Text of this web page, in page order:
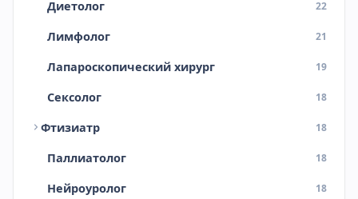
Диетолог 22
Лимфолог 21
Лапароскопический хирург 19
Сексолог 18
Фтизиатр 18
Паллиатолог 18
Нейроуролог 18